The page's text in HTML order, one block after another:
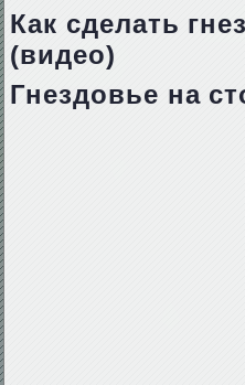
Как сделать
(видео)
Гнездовье на